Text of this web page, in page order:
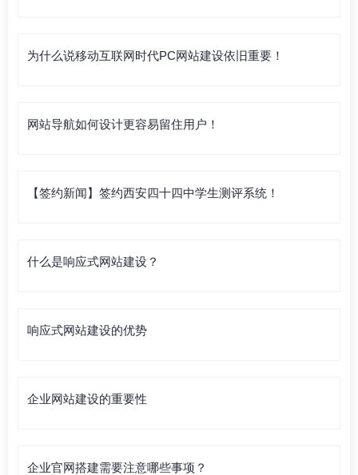
为什么说移动互联网时代PC网站建设依旧重要！
网站导航如何设计更容易留住用户！
【签约新闻】签约西安四十四中学生测评系统！
什么是响应式网站建设？
响应式网站建设的优势
企业网站建设的重要性
企业官网搭建需要注意哪些事项？